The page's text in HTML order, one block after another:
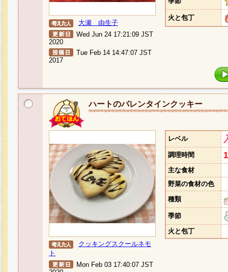
大瀬 由生子
Wed Jun 24 17:21:09 JST
2020
Tue Feb 14 14:47:07 JST
2017
火と包丁
ハートのバレンタインクッキー
クッキングスクールネモ
ト
Mon Feb 03 17:40:07 JST
レベル
調理時間
主な食材
野菜の食材の色
種類
季節
火と包丁